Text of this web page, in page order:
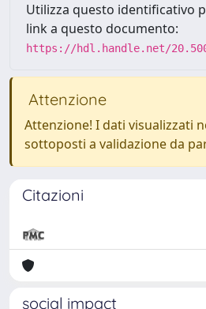
Utilizza questo identificativo
link a questo documento:
https://hdl.handle.net/
Attenzione
Attenzione! I dati visualizzati
sottoposti a validazione da
Citazioni
social impact